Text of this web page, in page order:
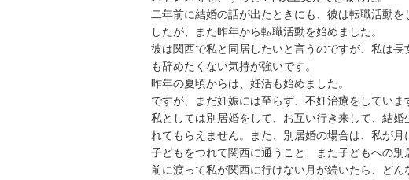
二年前に結婚の話が出たときにも、彼は転職活動
したが、また昨年から転職活動を始めました。
彼は関西で私と同居したいと言うのですが、私は
も辞めたくない気持が強いです。
昨年の夏頃からは、妊活も始めました。
ですが、まだ妊娠には至らず、不妊治療をしていま
私としては別居婚をして、お互い行き来して、結
れてもらえません。また、別居婚の場合は、私が
子どもをつれて関西に通うこと、また子どもへの
前に渡って私が関西に行けない月が続いたら、ど